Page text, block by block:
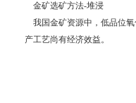
金矿选矿方法-堆浸
我国金矿资源中，低品位氧
产工艺尚有经济效益。